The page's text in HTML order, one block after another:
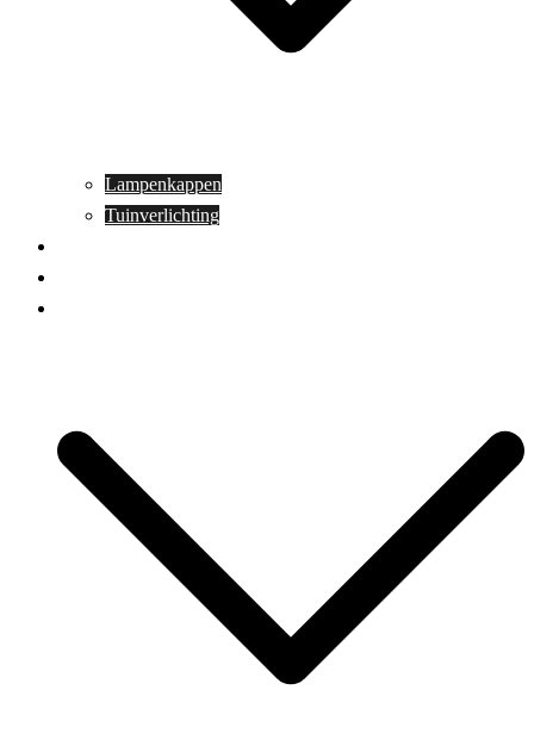
Lampenkappen
Tuinverlichting